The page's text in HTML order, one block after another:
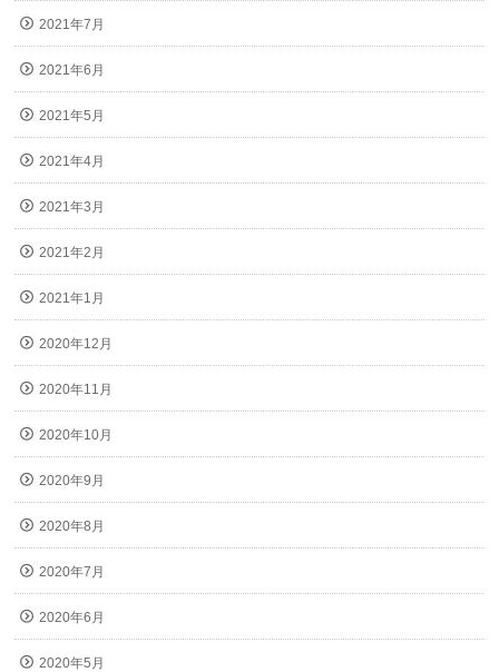
2021年7月
2021年6月
2021年5月
2021年4月
2021年3月
2021年2月
2021年1月
2020年12月
2020年11月
2020年10月
2020年9月
2020年8月
2020年7月
2020年6月
2020年5月